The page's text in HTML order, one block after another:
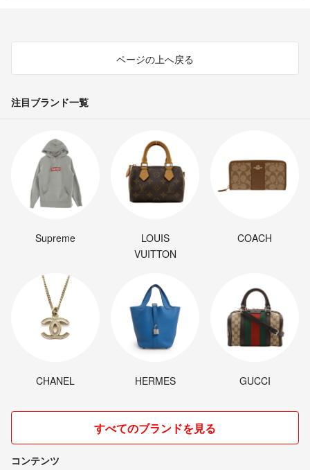
ページの上へ戻る
注目ブランド一覧
Supreme
LOUIS
VUITTON
COACH
CHANEL HERMES GUCCI
すべてのブランドを見る
コンテンツ